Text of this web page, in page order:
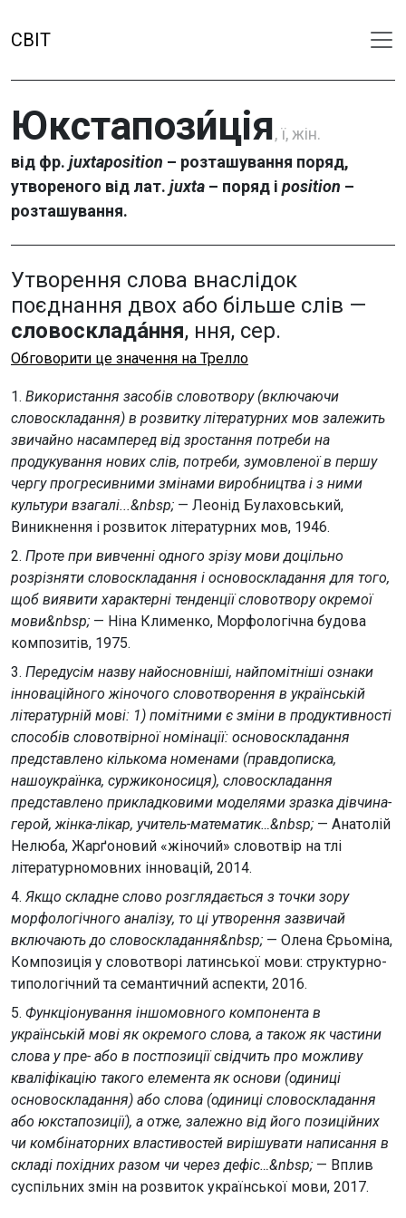
СВІТ
Юкстапози́ція, ї, жін.
від фр. juxtaposition – розташування поряд,
утвореного від лат. juxta – поряд і position –
розташування.
Утворення слова внаслідок
поєднання двох або більше слів —
словосклада́ння, ння, сер.
Обговорити це значення на Трелло
1. Використання засобів словотвору (включаючи
словоскладання) в розвитку літературних мов залежить
звичайно насамперед від зростання потреби на
продукування нових слів, потреби, зумовленої в першу
чергу прогресивними змінами виробництва і з ними
культури взагалі...&nbsp; — Леонід Булаховський,
Виникнення і розвиток літературних мов, 1946.
2. Проте при вивченні одного зрізу мови доцільно
розрізняти словоскладання і основоскладання для того,
щоб виявити характерні тенденції словотвору окремої
мови&nbsp; — Ніна Клименко, Морфологічна будова
композитів, 1975.
3. Передусім назву найосновніші, найпомітніші ознаки
інноваційного жіночого словотворення в українській
літературній мові: 1) помітними є зміни в продуктивності
способів словотвірної номінації: основоскладання
представлено кількома номенами (правдописка,
нашоукраїнка, суржиконосиця), словоскладання
представлено прикладковими моделями зразка дівчина-
герой, жінка-лікар, учитель-математик…&nbsp; — Анатолій
Нелюба, Жарґоновий «жіночий» словотвір на тлі
літературномовних інновацій, 2014.
4. Якщо складне слово розглядається з точки зору
морфологічного аналізу, то ці утворення зазвичай
включають до словоскладання&nbsp; — Олена Єрьоміна,
Композиція у словотворі латинської мови: структурно-
типологічний та семантичний аспекти, 2016.
5. Функціонування іншомовного компонента в
українській мові як окремого слова, а також як частини
слова у пре- або в постпозиції свідчить про можливу
кваліфікацію такого елемента як основи (одиниці
основоскладання) або слова (одиниці словоскладання
або юкстапозиції), а отже, залежно від його позиційних
чи комбінаторних властивостей вирішувати написання в
складі похідних разом чи через дефіс…&nbsp; — Вплив
суспільних змін на розвиток української мови, 2017.